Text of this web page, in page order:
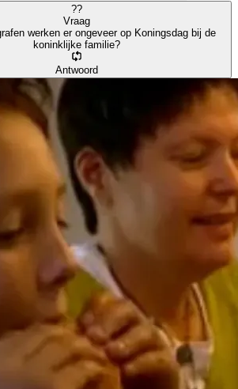
??
Vraag
werken er ongeveer op Koningsdag bij de
koninklijke familie?
Antwoord